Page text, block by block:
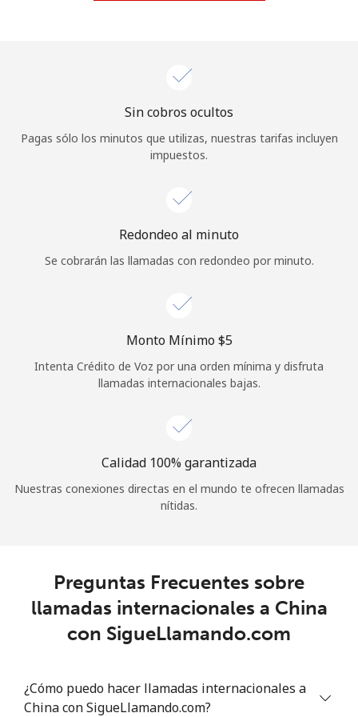
Continuar con
Sin cobros ocultos
Pagas sólo los minutos que utilizas, nuestras tarifas incluyen
impuestos.
Redondeo al minuto
Se cobrarán las llamadas con redondeo por minuto.
Monto Mínimo ⁦$5⁩
Intenta Crédito de Voz por una orden mínima y disfruta
llamadas internacionales bajas.
Calidad 100% garantizada
Nuestras conexiones directas en el mundo te ofrecen llamadas
nítidas.
Preguntas Frecuentes sobre
llamadas internacionales a China
con SigueLlamando.com
¿Cómo puedo hacer llamadas internacionales a
China con SigueLlamando.com?